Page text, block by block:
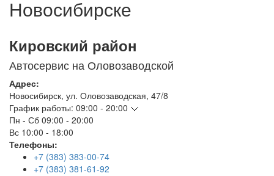
Новосибирске
Кировский район
Автосервис на Оловозаводской
Адрес:
Новосибирск, ул. Оловозаводская, 47/8
График работы: 09:00 - 20:00
Пн - Сб 09:00 - 20:00
Вс 10:00 - 18:00
Телефоны:
+7 (383) 383-00-74
+7 (383) 381-61-92